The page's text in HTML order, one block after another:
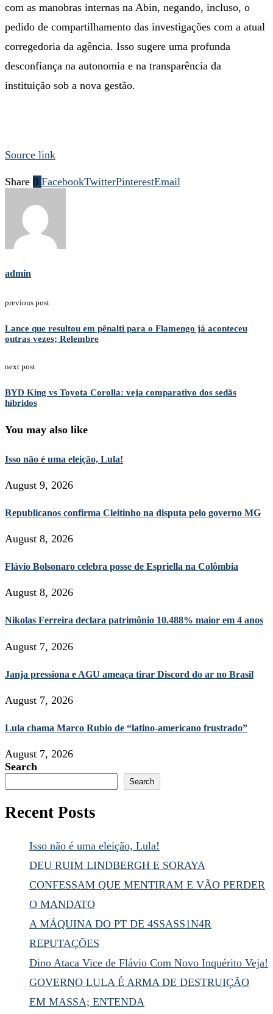
com as manobras internas na Abin, negando, incluso, o
pedido de compartilhamento das investigações com a atual
corregedoria da agência. Isso sugere uma profunda
desconfiança na autonomia e na transparência da
instituição sob a nova gestão.
Source link
Share 0 FacebookTwitterPinterestEmail
admin
previous post
Lance que resultou em pênalti para o Flamengo já aconteceu
outras vezes; Relembre
next post
BYD King vs Toyota Corolla: veja comparativo dos sedãs
híbridos
You may also like
Isso não é uma eleição, Lula!
August 9, 2026
Republicanos confirma Cleitinho na disputa pelo governo MG
August 8, 2026
Flávio Bolsonaro celebra posse de Espriella na Colômbia
August 8, 2026
Nikolas Ferreira declara patrimônio 10.488% maior em 4 anos
August 7, 2026
Janja pressiona e AGU ameaça tirar Discord do ar no Brasil
August 7, 2026
Lula chama Marco Rubio de “latino-americano frustrado”
August 7, 2026
Search
Search
Recent Posts
Isso não é uma eleição, Lula!
DEU RUIM LINDBERGH E SORAYA
CONFESSAM QUE MENTIRAM E VÃO PERDER
O MANDATO
A MÁQUINA DO PT DE 4SSASS1N4R
REPUTAÇÕES
Dino Ataca Vice de Flávio Com Novo Inquérito Veja!
GOVERNO LULA É ARMA DE DESTRUIÇÃO
EM MASSA; ENTENDA